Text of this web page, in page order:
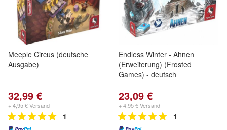
Meeple Circus (deutsche
Ausgabe)
32,99 €
+ 4,95 € Versand
1
Endless Winter - Ahnen
(Erweiterung) (Frosted
Games) - deutsch
23,09 €
+ 4,95 € Versand
1